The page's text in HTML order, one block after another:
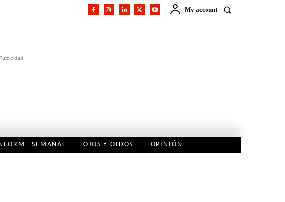
My account
Publicidad
SEMANAL OJOS Y OIDOS OPINIÓN